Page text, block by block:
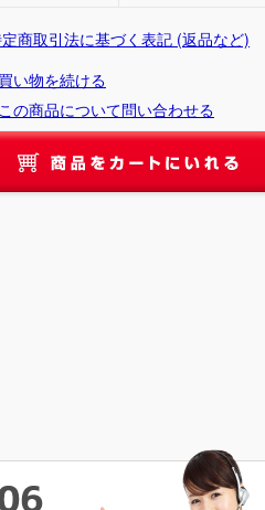
商取引法に基づく表記 (返品など)
買い物を続ける
この商品について問い合わせる